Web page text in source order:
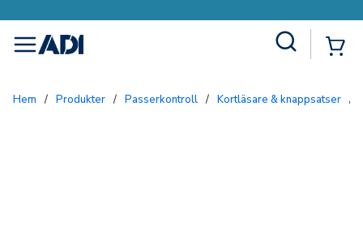
menu
Hem / Produkter / Passerkontroll / Kortläsare & knappsatser /